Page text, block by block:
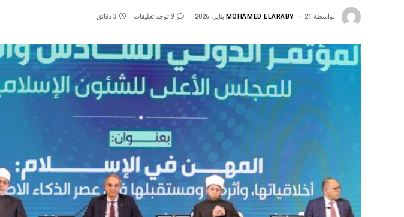
بواسطة MOHAMED ELARABY 21 يناير، 2026 لا توجد تعليقات 3 دقائق